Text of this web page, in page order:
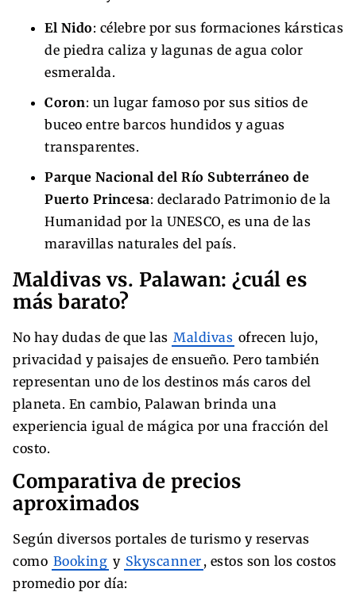
El Nido: célebre por sus formaciones kársticas
de piedra caliza y lagunas de agua color
esmeralda.
Coron: un lugar famoso por sus sitios de
buceo entre barcos hundidos y aguas
transparentes.
Parque Nacional del Río Subterráneo de
Puerto Princesa: declarado Patrimonio de la
Humanidad por la UNESCO, es una de las
maravillas naturales del país.
Maldivas vs. Palawan: ¿cuál es
más barato?
No hay dudas de que las Maldivas ofrecen lujo,
privacidad y paisajes de ensueño. Pero también
representan uno de los destinos más caros del
planeta. En cambio, Palawan brinda una
experiencia igual de mágica por una fracción del
costo.
Comparativa de precios
aproximados
Según diversos portales de turismo y reservas
como Booking y Skyscanner , estos son los costos
promedio por día: